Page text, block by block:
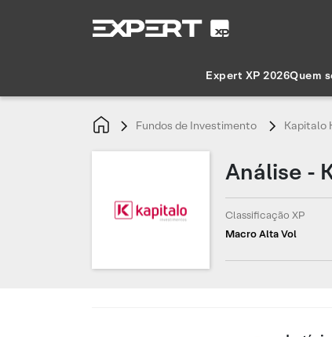
Expert XP 2026Quem
Fundos de Investimento Kapitalo
Análise -
Classificação XP
Macro Alta Vol